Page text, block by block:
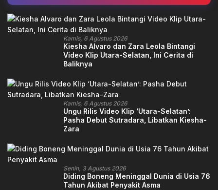
Kamis, 6 Agustus 2026
Kiesha Alvaro dan Zara Leola Bintangi
Video Klip Utara-Selatan, Ini Cerita di
Baliknya
Kamis, 6 Agustus 2026
Ungu Rilis Video Klip ‘Utara-Selatan’:
Pasha Debut Sutradara, Libatkan Kiesha-
Zara
Senin, 3 Agustus 2026
Diding Boneng Meninggal Dunia di Usia 76
Tahun Akibat Penyakit Asma